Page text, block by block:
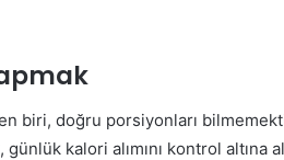
biri, doğru porsiyonları
kalori alımını kontrol altına